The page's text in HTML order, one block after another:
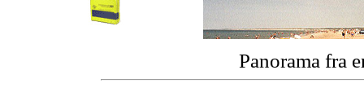
Panorama fra